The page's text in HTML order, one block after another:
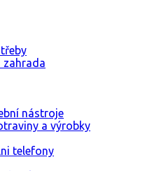
zahrada
nástroje
a výrobky
telefony